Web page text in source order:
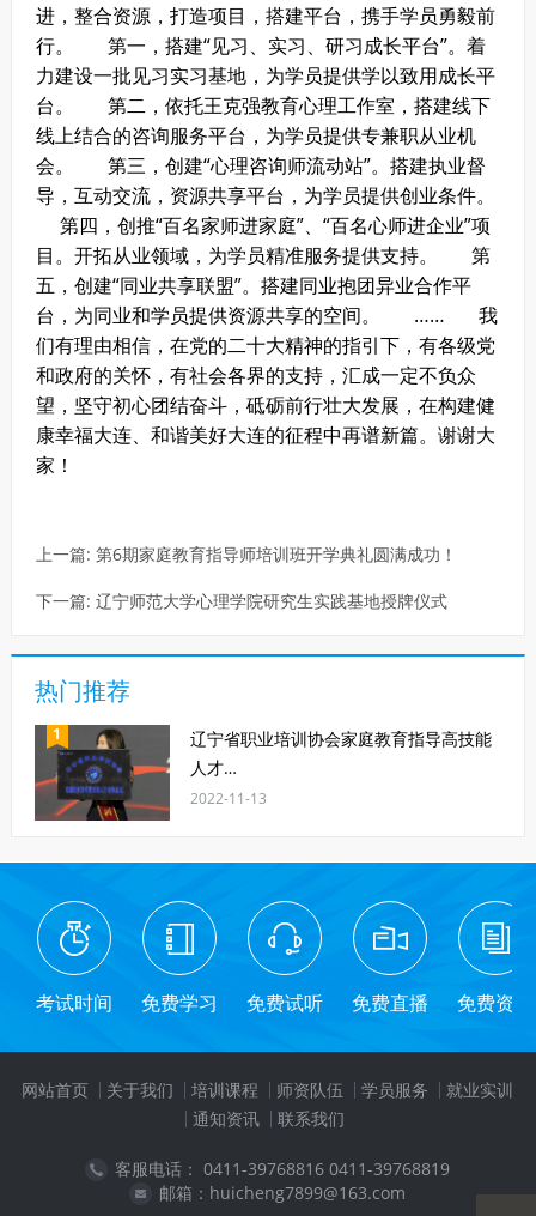
进，整合资源，打造项目，搭建平台，携手学员勇毅前
行。
第一，搭建“见习、实习、研习成长平台”。着
力建设一批见习实习基地，为学员提供学以致用成长平
台。
第二，依托王克强教育心理工作室，搭建线下
线上结合的咨询服务平台，为学员提供专兼职从业机
会。
第三，创建“心理咨询师流动站”。搭建执业督
导，互动交流，资源共享平台，为学员提供创业条件。
第四，创推“百名家师进家庭”、“百名心师进企业”项
目。开拓从业领域，为学员精准服务提供支持。
第
五，创建“同业共享联盟”。搭建同业抱团异业合作平
台，为同业和学员提供资源共享的空间。
……
我
们有理由相信，在党的二十大精神的指引下，有各级党
和政府的关怀，有社会各界的支持，汇成一定不负众
望，坚守初心团结奋斗，砥砺前行壮大发展，在构建健
康幸福大连、和谐美好大连的征程中再谱新篇。 谢谢大
家！
上一篇: 第6期家庭教育指导师培训班开学典礼圆满成功！
下一篇: 辽宁师范大学心理学院研究生实践基地授牌仪式
热门推荐
1
辽宁省职业培训协会家庭教育指导高技能
人才…
2022-11-13
考试时间 免费学习 免费试听 免费直播 免费资料
网站首页 关于我们 培训课程 师资队伍 学员服务
就业实训
通知资讯
联系我们
客服电话： 0411-39768816 0411-39768819
邮箱：huicheng7899@163.com